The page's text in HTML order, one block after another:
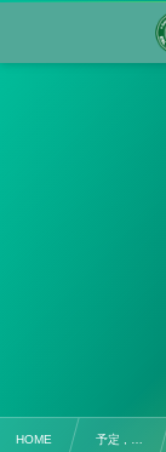
HOME 予定 , …